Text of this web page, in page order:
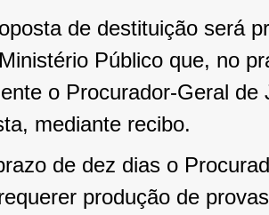
de destituição será
Público que, no
o Procurador-Geral
mediante recibo.
de dez dias o
produção de